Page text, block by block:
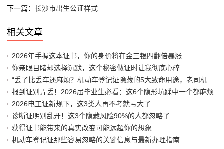
下一篇： 长沙市出生公证样式
相关文章
2026年手握这本证书，你的身价将在金三银四翻倍暴涨
你亲眼目睹却选择沉默，这个秘密做证时让我彻底心碎
报到证别弄丢！2026届毕业生必看：这6个隐形坑踩中一个都麻烦
2026电工证新规下，这3类人再不考就亏大了
诊断证明别乱开！这3个隐藏风险90%的人都忽略了
获得证书能带来的真实改变可能远超你的想象
机动车登记证那些容易忽略的关键信息与最新办理指南